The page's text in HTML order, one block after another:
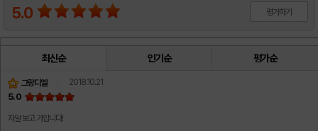
5.0 평가하기
최신순 인기순 평가순
그랑디엘 2018.10.21
5.0
자알 보고 가압니다!